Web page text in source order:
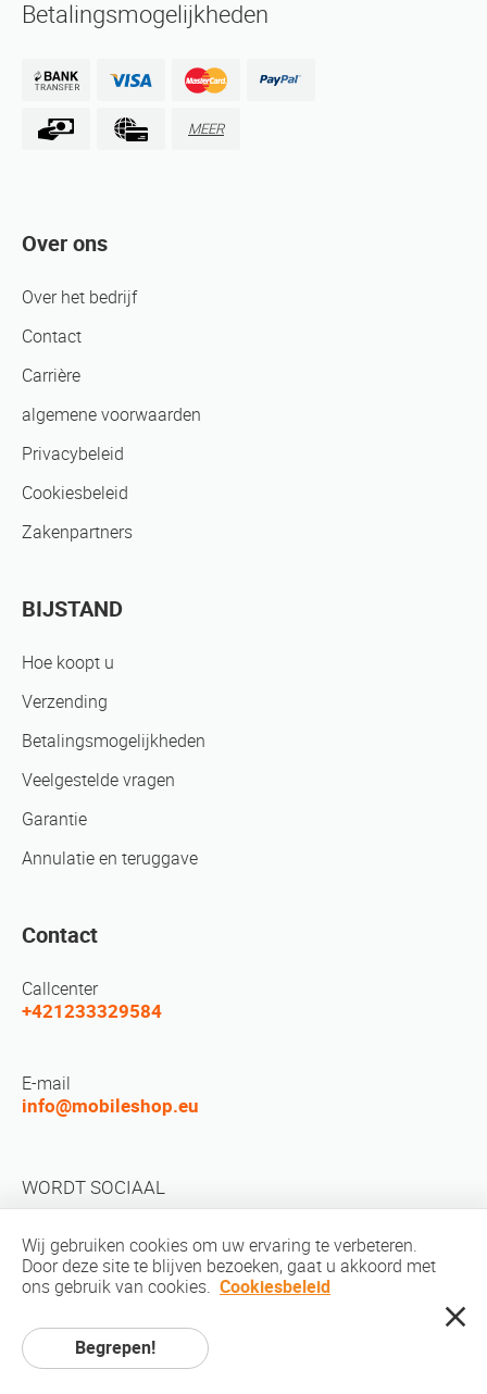
Betalingsmogelijkheden
MEER
Over ons
Over het bedrijf
Contact
Carrière
algemene voorwaarden
Privacybeleid
Cookiesbeleid
Zakenpartners
BIJSTAND
Hoe koopt u
Verzending
Betalingsmogelijkheden
Veelgestelde vragen
Garantie
Annulatie en teruggave
Contact
Callcenter
+421233329584
E-mail
info@mobileshop.eu
WORDT SOCIAAL
auteursrechten © 2010-2026 MobileShop.eu. Alle rechten voorbehouden.
Alle productfoto's op de site zijn eigendom van Mobileshop.eu |
Wij gebruiken cookies om uw ervaring te verbeteren.
Door deze site te blijven bezoeken, gaat u akkoord met
ons gebruik van cookies. Cookiesbeleid
Begrepen!